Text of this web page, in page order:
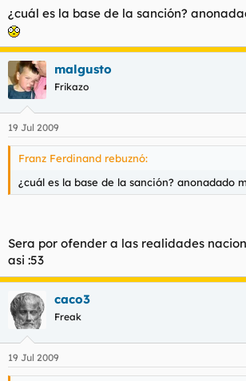
¿cuál es la base de la sanción?
malgusto
Frikazo
19 Jul 2009
Franz Ferdinand rebuznó:
¿cuál es la base de la sanción? anonadado
Sera por ofender a las realidades
asi :53
caco3
Freak
19 Jul 2009